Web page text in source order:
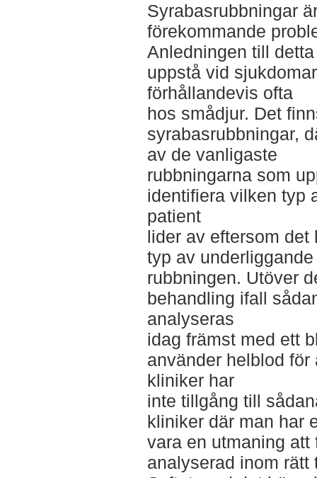
Syrabasrubbningar
förekommande
Anledningen till
uppstå vid
förhållandevis ofta
hos smådjur. Det
syrabasrubbningar,
av de vanligaste
rubbningarna som
identifiera vilken typ
patient
lider av eftersom
typ av
rubbningen. Utöver
behandling ifall
analyseras
idag främst med ett
använder helblod
kliniker har
inte tillgång till
kliniker där man har
vara en utmaning att
analyserad inom rätt